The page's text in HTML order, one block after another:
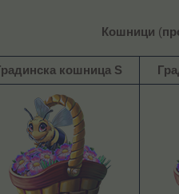
Кошници (
кошница S